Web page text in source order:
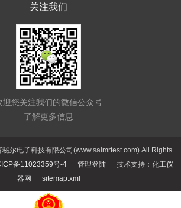
关注我们
迎您关注我们的微信公众号
了解更多信息
尔电子科技有限公司(www.saimrtest.com) All Rights
备11023359号-4 管理登陆 技术支持： 化工仪
器网
sitemap.xml